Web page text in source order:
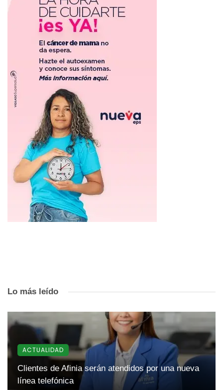
Lo más leído
ACTUALIDAD
Clientes de Afinia serán atendidos por una nueva
línea telefónica